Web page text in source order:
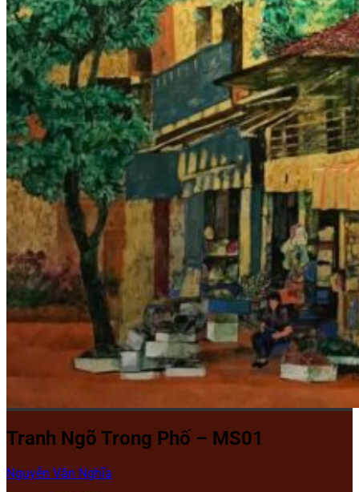
Tranh Ngõ Trong Phố – MS01
Nguyễn Văn Nghĩa